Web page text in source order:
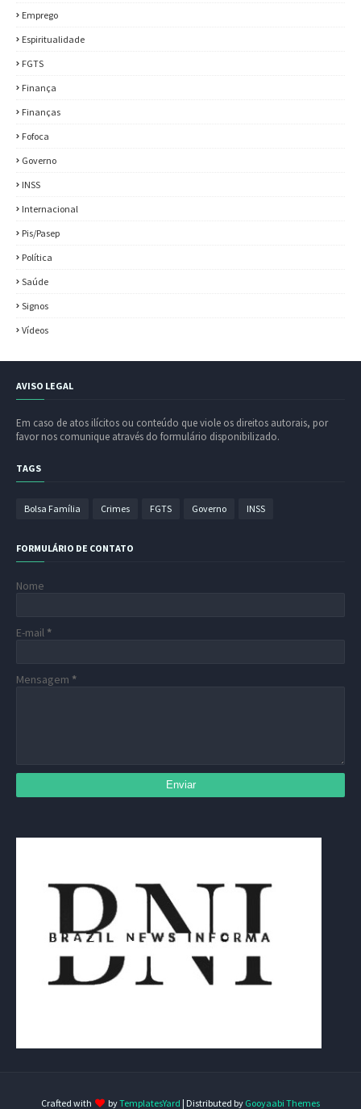
Emprego
Espiritualidade
FGTS
Finança
Finanças
Fofoca
Governo
INSS
Internacional
Pis/Pasep
Política
Saúde
Signos
Vídeos
AVISO LEGAL
Em caso de atos ilícitos ou conteúdo que viole os direitos autorais, por
favor nos comunique através do formulário disponibilizado.
TAGS
Bolsa Família Crimes FGTS Governo INSS
FORMULÁRIO DE CONTATO
Nome
E-mail *
Mensagem *
Crafted with byTemplatesYard | Distributed by Gooyaabi Themes